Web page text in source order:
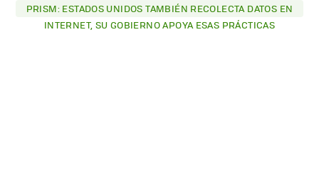
PRISM: ESTADOS UNIDOS TAMBIÉN RECOLECTA DATOS EN
INTERNET, SU GOBIERNO APOYA ESAS PRÁCTICAS